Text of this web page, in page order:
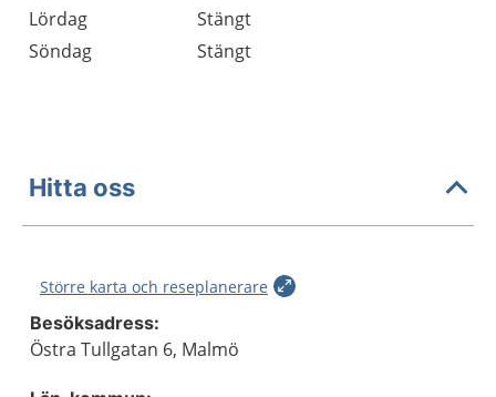
Lördag
Stängt
Söndag
Stängt
Hitta oss
Större karta och reseplanerare
Besöksadress:
Östra Tullgatan 6, Malmö